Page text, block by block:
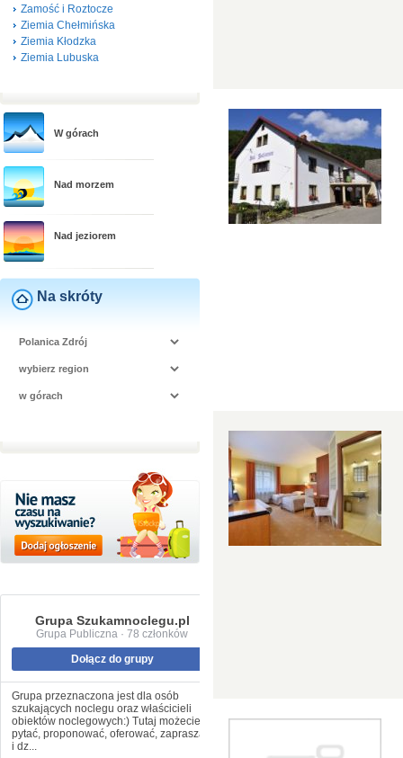
Zamość i Roztocze
Ziemia Chełmińska
Ziemia Kłodzka
Ziemia Lubuska
W górach
Nad morzem
Nad jeziorem
Na skróty
Grupa Szukamnoclegu.pl
Grupa Publiczna · 78 członków
Dołącz do grupy
Grupa przeznaczona jest dla osób
szukających noclegu oraz właścicieli
obiektów noclegowych:) Tutaj możecie
pytać, proponować, oferować, zapraszać
i dz...